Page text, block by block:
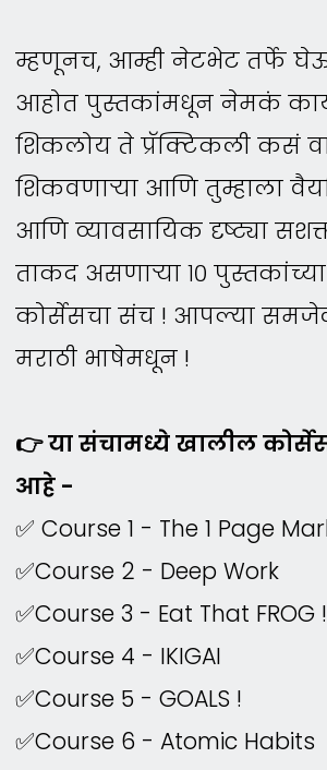
म्हणूनच, आम्ही नेटभेट तर्फे
आहोत पुस्तकांमधून नेमकं
शिकलोय ते प्रॅक्टिकली कसं
शिकवणाऱ्या आणि तुम्हाला
आणि व्यावसायिक दृष्ट्या
ताकद असणाऱ्या १०
कोर्सेसचा संच ! आपल्या
मराठी भाषेमधून !
👉 या संचामध्ये खालील
आहे -
✅ Course 1 - The 1 Page
✅Course 2 - Deep Work
✅Course 3 - Eat That FROG !
✅Course 4 - IKIGAI
✅Course 5 - GOALS !
✅Course 6 - Atomic Habits